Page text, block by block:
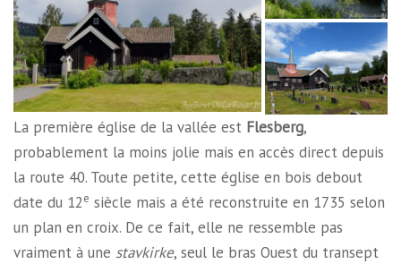
La première église de la vallée est Flesberg,
probablement la moins jolie mais en accès direct depuis
la route 40. Toute petite, cette église en bois debout
date du 12e siècle mais a été reconstruite en 1735 selon
un plan en croix. De ce fait, elle ne ressemble pas
vraiment à une stavkirke, seul le bras Ouest du transept